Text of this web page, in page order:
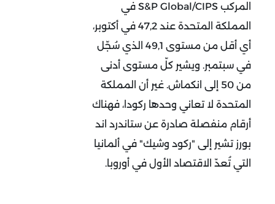
المركب S&P Global/CIPS في
المملكة المتحدة عند 47,2 في أكتوبر،
أي أقل من مستوى 49,1 الذي سُجّل
في سبتمبر. ويشير كلّ مستوى أدنى
من 50 إلى انكماش. غير أن المملكة
المتحدة لا تعاني وحدها ركودا، فهناك
أرقام منفصلة صادرة عن ستاندرد اند
بورز تشير إلى "ركود وشيك" في ألمانيا
التي تُعدّ الاقتصاد الأول في أوروبا.